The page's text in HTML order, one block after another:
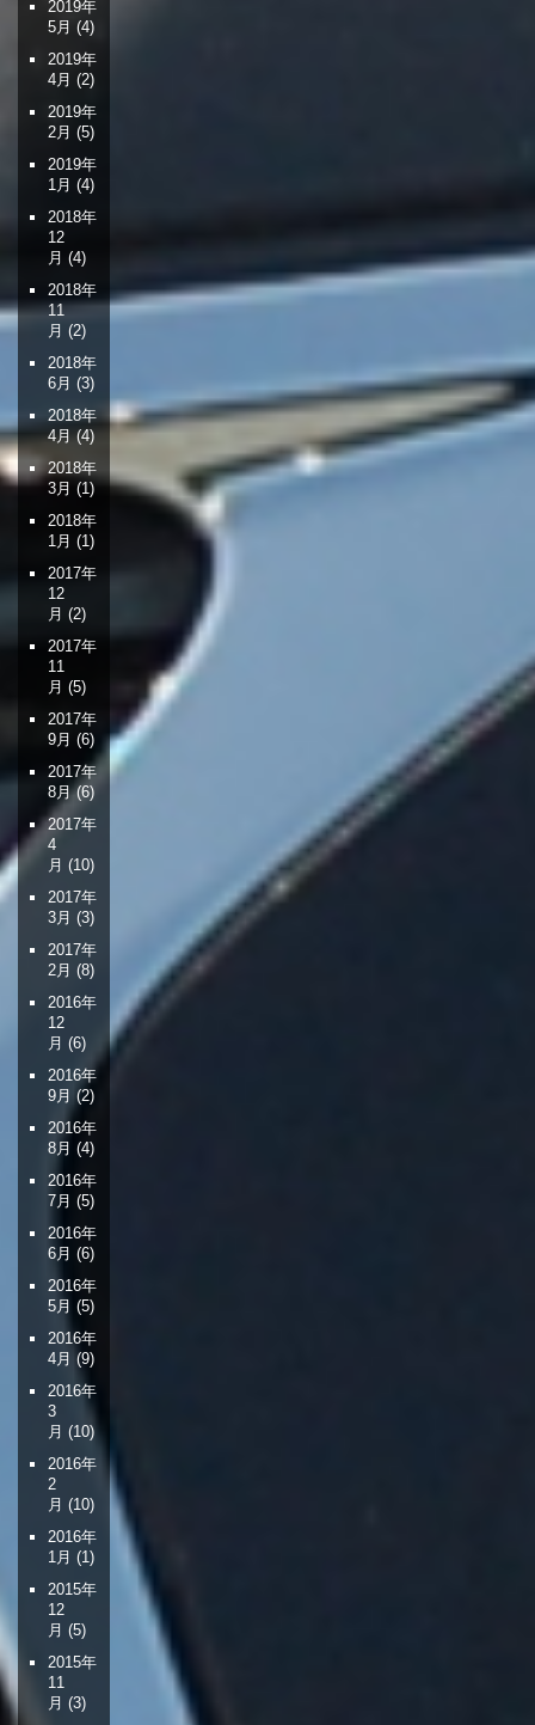
2019年
5月 (4)
2019年
4月 (2)
2019年
2月 (5)
2019年
1月 (4)
2018年
12
月 (4)
2018年
11
月 (2)
2018年
6月 (3)
2018年
4月 (4)
2018年
3月 (1)
2018年
1月 (1)
2017年
12
月 (2)
2017年
11
月 (5)
2017年
9月 (6)
2017年
8月(6)
2017年
4
月 (10)
2017年
3月 (3)
2017年
2月 (8)
2016年
12
月 (6)
2016年
9月 (2)
2016年
8月 (4)
2016年
7月 (5)
2016年
6月 (6)
2016年
5月 (5)
2016年
4月 (9)
2016年
3
月 (10)
2016年
2
月 (10)
2016年
1月 (1)
2015年
12
月 (5)
2015年
11
月 (3)